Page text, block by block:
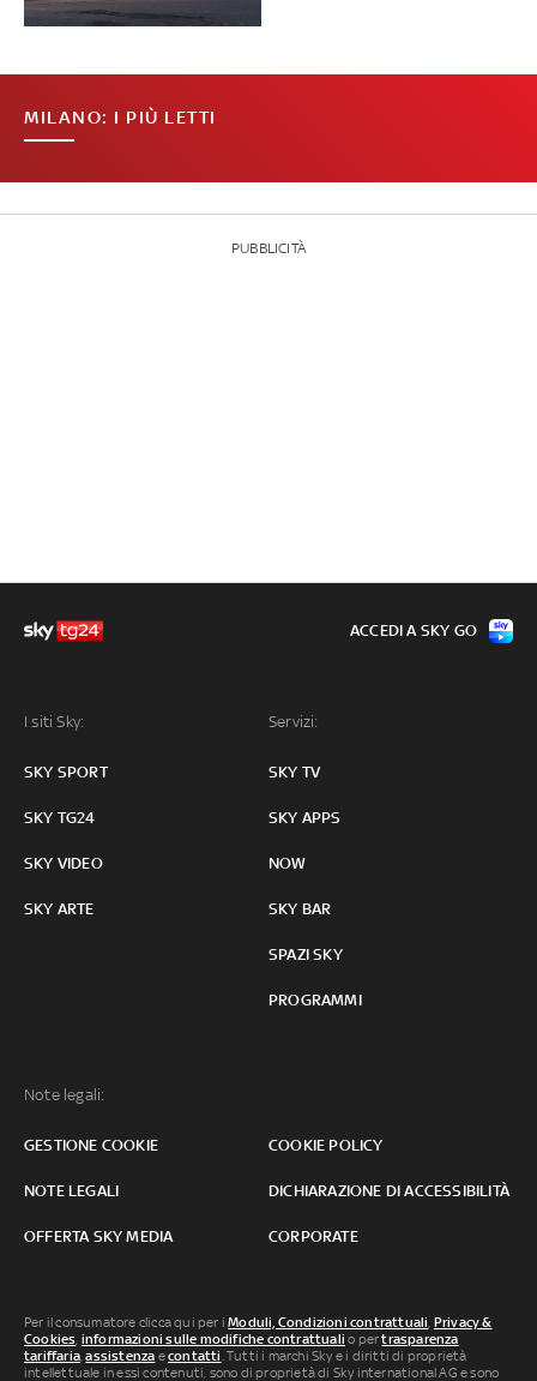
MILANO: I PIÙ LETTI
PUBBLICITÀ
I siti Sky:
SKY SPORT
SKY TG24
SKY VIDEO
SKY ARTE
Servizi:
SKY TV
SKY APPS
NOW
SKY BAR
SPAZI SKY
PROGRAMMI
Note legali:
GESTIONE COOKIE COOKIE POLICY
NOTE LEGALI DICHIARAZIONE DI ACCESSIBILITÀ
OFFERTA SKY MEDIA CORPORATE
ACCEDI A SKY GO
Per il consumatore clicca qui per iModuli, Condizioni contrattuali, Privacy &
Cookies, informazioni sulle modifiche contrattuali o pertrasparenza
tariffaria,assistenza econtatti. Tutti i marchi Sky e i diritti di proprietà
intellettuale in essi contenuti, sono di proprietà di Sky international AG e sono